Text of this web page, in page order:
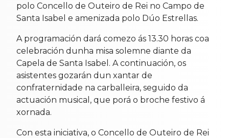
polo Concello de Outeiro de Rei no Campo de
Santa Isabel e amenizada polo Dúo Estrellas.
A programación dará comezo ás 13.30 horas coa
celebración dunha misa solemne diante da
Capela de Santa Isabel. A continuación, os
asistentes gozarán dun xantar de
confraternidade na carballeira, seguido da
actuación musical, que porá o broche festivo á
xornada.
Con esta iniciativa, o Concello de Outeiro de Rei